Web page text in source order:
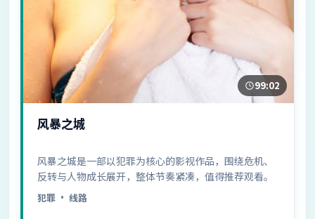
99:02
风暴之城
风暴之城是一部以犯罪为核心的影视作品，围绕危机、
反转与人物成长展开，整体节奏紧凑，值得推荐观看。
犯罪 · 线路